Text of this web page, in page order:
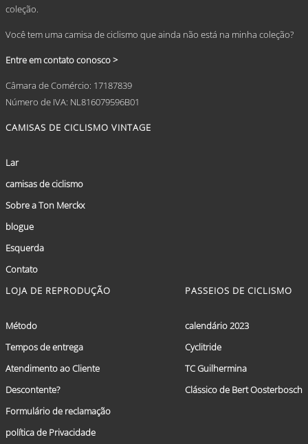
coleção.
Você tem uma camisa de ciclismo que ainda não está na minha coleção?
Entre em contato conosco >
Câmara de Comércio: 17187839
Número de IVA: NL816079596B01
CAMISAS DE CICLISMO VINTAGE
Lar
camisas de ciclismo
Sobre a Ton Merckx
blogue
Esquerda
Contato
LOJA DE REPRODUÇÃO
Método
Tempos de entrega
Atendimento ao Cliente
Descontente?
Formulário de reclamação
política de Privacidade
PASSEIOS DE CICLISMO
calendário 2023
Cyclitride
TC Guilhermina
Clássico de Bert Oosterbosch